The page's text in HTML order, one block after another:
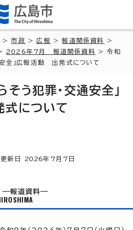
>市政 >広報 >報道関係資料
>
2026年7月 報道関係資料
> 令和
全」広報活動 出発式について
そう犯罪・交通安全」
について
日 2026年7月7日
報道資料